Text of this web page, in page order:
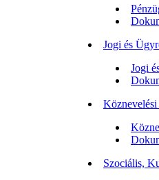
Jogi és
Jogi
Szociális,